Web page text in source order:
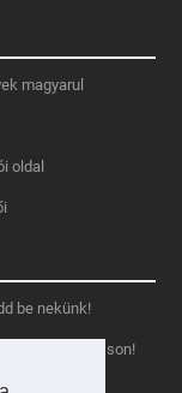
magyarul
oldal
be nekünk!
fennmaradhasson!